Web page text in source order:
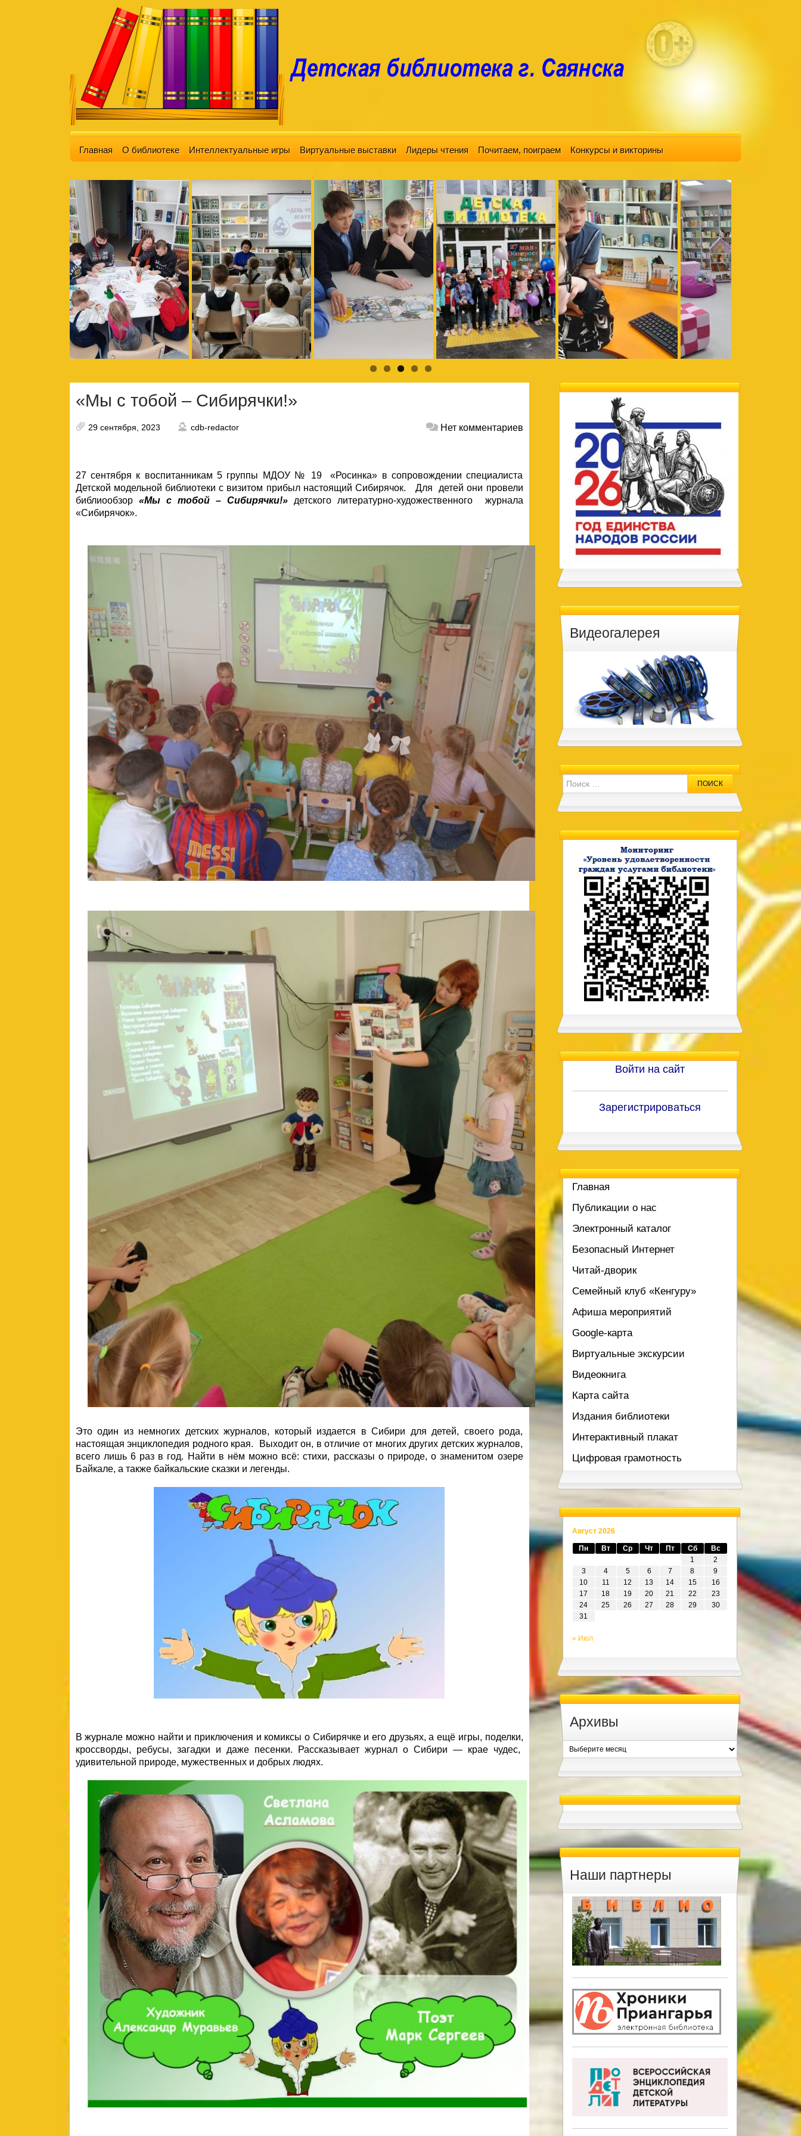
Главная О библиотеке Интеллектуальные игры Виртуальные выставки Лидеры чтения Почитаем, поиграем Конкурсы и викторины
«Мы с тобой – Сибирячки!»
29 сентября, 2023 cdb-redactor Нет комментариев
27 сентября к воспитанникам 5 группы МДОУ № 19 «Росинка» в сопровождении специалиста
Детской модельной библиотеки с визитом прибыл настоящий Сибирячок. Для детей они провели
библиообзор «Мы с тобой – Сибирячки!»
детского литературно-художественного журнала
«Сибирячок».
Это один из немногих детских журналов, который издается в Сибири для детей, своего рода,
настоящая энциклопедия родного края. Выходит он, в отличие от многих других детских журналов,
всего лишь 6 раз в год. Найти в нём можно всё: стихи, рассказы о природе, о знаменитом озере
Байкале, а также байкальские сказки и легенды.
В журнале можно найти и приключения и комиксы о Сибирячке и его друзьях, а ещё игры, поделки,
кроссворды, ребусы, загадки и даже песенки. Рассказывает журнал о Сибири — крае чудес,
удивительной природе, мужественных и добрых людях.
Видеогалерея
Search for:
Войти на сайт
Зарегистрироваться
Главная
Публикации о нас
Электронный каталог
Безопасный Интернет
Читай-дворик
Семейный клуб «Кенгуру»
Афиша мероприятий
Google-карта
Виртуальные экскурсии
Видеокнига
Карта сайта
Издания библиотеки
Интерактивный плакат
Цифровая грамотность
Август 2026
Пн Вт Ср Чт Пт Сб
Вс
1
2
3
4 5 6 7 8
9
10
11 12 13 14 15
16
17
18 19 20 21 22
23
24
25 26 27 28 29
30
31
« Июл
Архивы
Архивы
Наши партнеры